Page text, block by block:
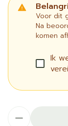
Voor dit
Na
komen
Ik